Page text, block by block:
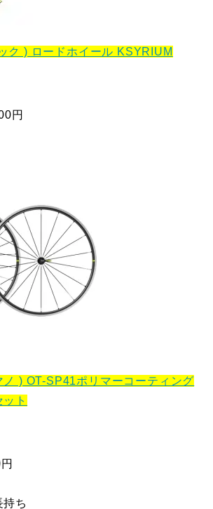
ク ) ロードホイール KSYRIUM
円
) OT-SP41ポリマーコーティング
ト
ち